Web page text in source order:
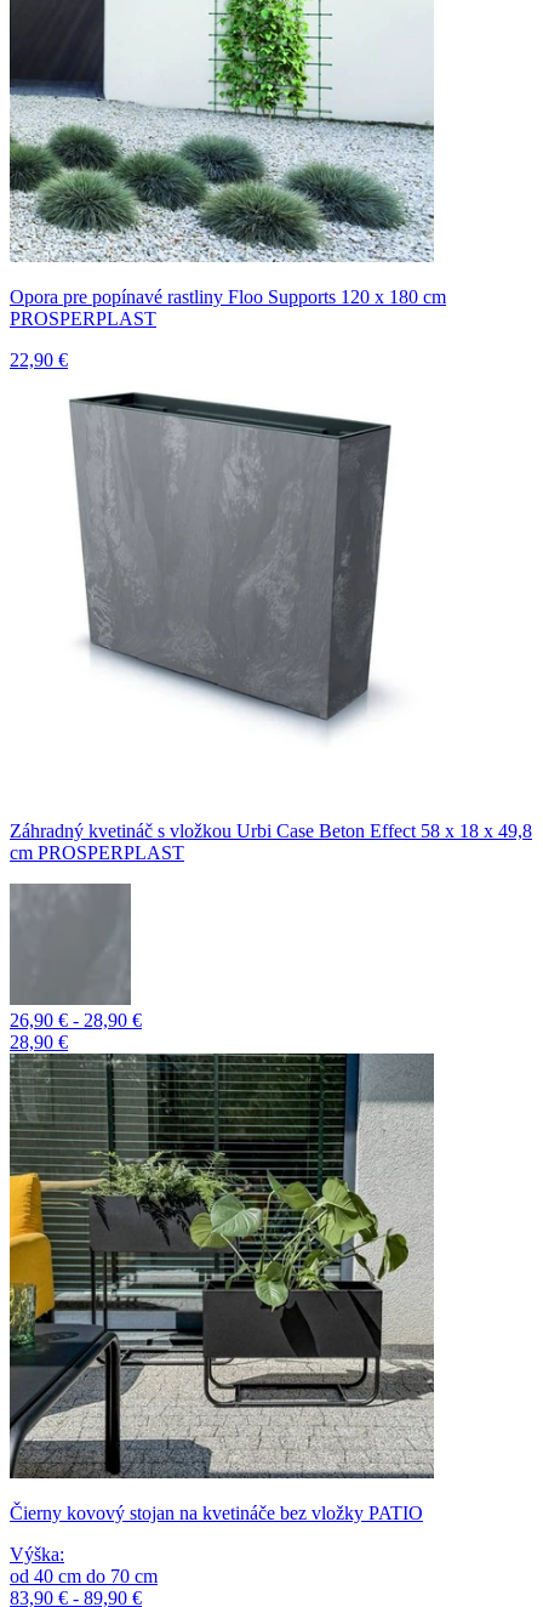
Opora pre popínavé rastliny Floo Supports 120 x 180 cm
PROSPERPLAST
22,90 €
Záhradný kvetináč s vložkou Urbi Case Beton Effect 58 x 18 x 49,8
cm PROSPERPLAST
26,90 € - 28,90 €
28,90 €
Čierny kovový stojan na kvetináče bez vložky PATIO
Výška:
od 40 cm do 70 cm
83,90 € - 89,90 €